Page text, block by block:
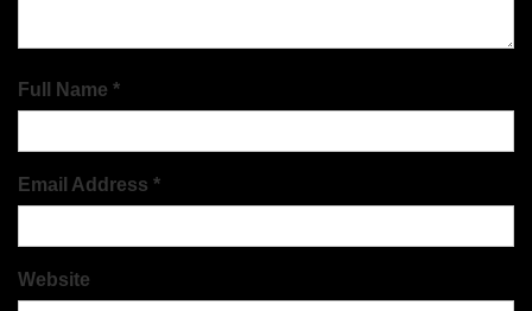
Full Name *
Email Address *
Website